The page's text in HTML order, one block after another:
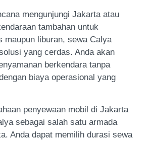
mengunjungi Jakarta atau
tambahan untuk
maupun liburan, sewa Calya
yang cerdas. Anda akan
berkendara tanpa
biaya operasional yang
penyewaan mobil di Jakarta
sebagai salah satu armada
Anda dapat memilih durasi sewa